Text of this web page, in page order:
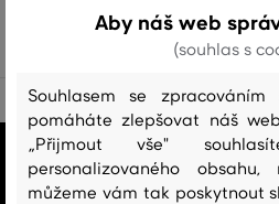
PÁNSKÁ SAKA A
VŠE SKLADEM
Všechno zboží v e-shopu je skladem.
Aby náš web
(souhlas s
Souhlasem se
pomáháte zlepšovat náš
„Přijmout vše"
personalizovaného
můžeme vám tak poskytnout